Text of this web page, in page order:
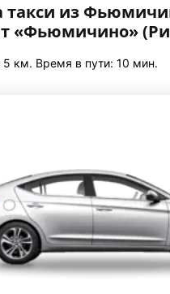
такси из
«Фьюмичино»
5 км. Время в пути: 10 мин.